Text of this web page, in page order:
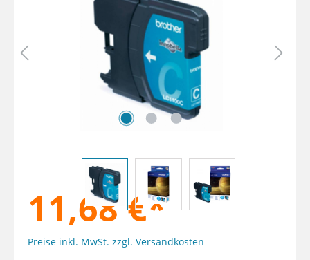
11,68 €*
Preise inkl. MwSt. zzgl. Versandkosten